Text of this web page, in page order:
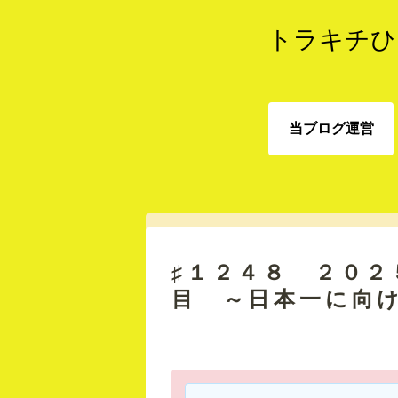
トラキチ
当ブログ運営
♯１２４８ ２０２
目 ～日本一に向